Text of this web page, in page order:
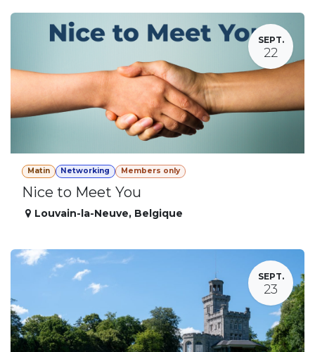
SEPT.
22
Matin Networking Members only
Nice to Meet You
Louvain-la-Neuve, Belgique
SEPT.
23